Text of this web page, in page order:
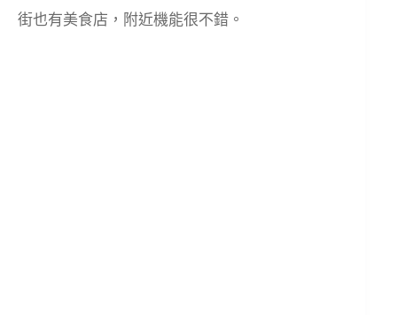
街也有美食店，附近機能很不錯。